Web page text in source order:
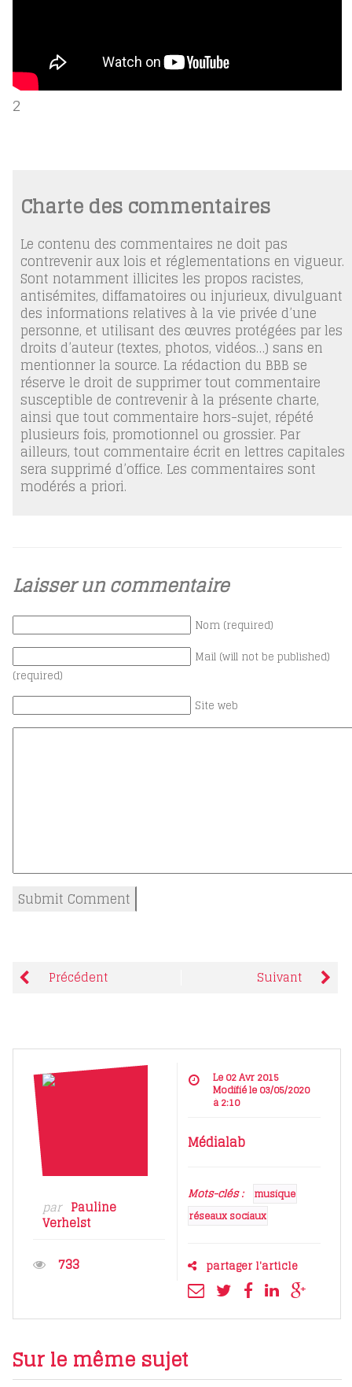
2
Charte des commentaires
Le contenu des commentaires ne doit pas
contrevenir aux lois et réglementations en vigueur.
Sont notamment illicites les propos racistes,
antisémites, diffamatoires ou injurieux, divulguant
des informations relatives à la vie privée d’une
personne, et utilisant des œuvres protégées par les
droits d’auteur (textes, photos, vidéos…) sans en
mentionner la source. La rédaction du BBB se
réserve le droit de supprimer tout commentaire
susceptible de contrevenir à la présente charte,
ainsi que tout commentaire hors-sujet, répété
plusieurs fois, promotionnel ou grossier. Par
ailleurs, tout commentaire écrit en lettres capitales
sera supprimé d’office. Les commentaires sont
modérés a priori.
Laisser un commentaire
Nom (required)
Mail (will not be published)
(required)
Site web
Précédent Suivant
par Pauline
Verhelst
733
Le 02 Avr 2015
Modifié le 03/05/2020
à 2:10
Médialab
Mots-clés :
musique
réseaux sociaux
partager l'article
Sur le même sujet